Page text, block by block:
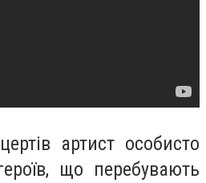
артист особисто
що перебувають